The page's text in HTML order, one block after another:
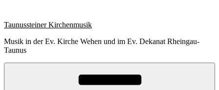
springen
Taunussteiner Kirchenmusik
Musik in der Ev. Kirche Wehen und im Ev. Dekanat Rheingau-
Taunus